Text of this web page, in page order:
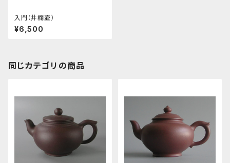
入門（井欄壷）
¥6,500
同じカテゴリの商品